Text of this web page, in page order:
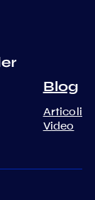
Blog
Articoli
Video